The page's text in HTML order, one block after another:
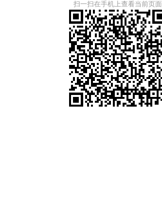
扫一扫在手机上查看当前页面